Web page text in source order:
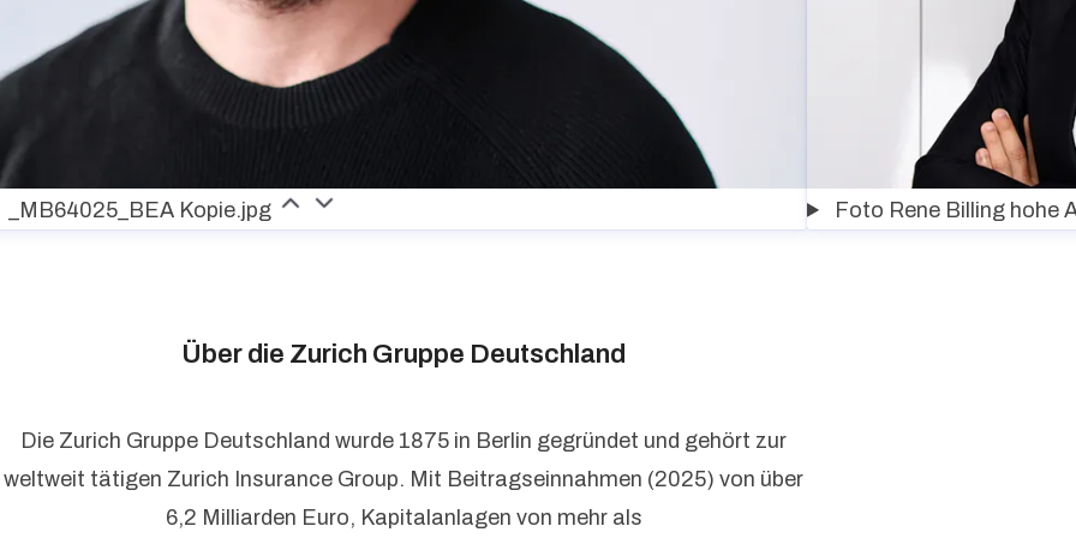
_MB64025_BEA Kopie.jpg Foto Rene Billing hohe
Über die Zurich Gruppe Deutschland
Die Zurich Gruppe Deutschland wurde 1875 in Berlin gegründet und gehört zur
weltweit tätigen Zurich Insurance Group. Mit Beitragseinnahmen (2025) von über
6,2 Milliarden Euro, Kapitalanlagen von mehr als